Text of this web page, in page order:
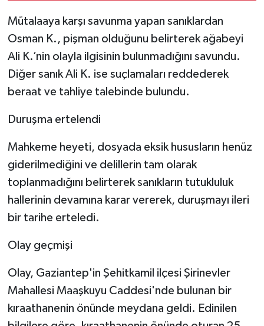
Mütalaaya karşı savunma yapan sanıklardan
Osman K., pişman olduğunu belirterek ağabeyi
Ali K.’nin olayla ilgisinin bulunmadığını savundu.
Diğer sanık Ali K. ise suçlamaları reddederek
beraat ve tahliye talebinde bulundu.
Duruşma ertelendi
Mahkeme heyeti, dosyada eksik hususların henüz
giderilmediğini ve delillerin tam olarak
toplanmadığını belirterek sanıkların tutukluluk
hallerinin devamına karar vererek, duruşmayı ileri
bir tarihe erteledi.
Olay geçmişi
Olay, Gaziantep'in Şehitkamil ilçesi Şirinevler
Mahallesi Maaşkuyu Caddesi'nde bulunan bir
kıraathanenin önünde meydana geldi. Edinilen